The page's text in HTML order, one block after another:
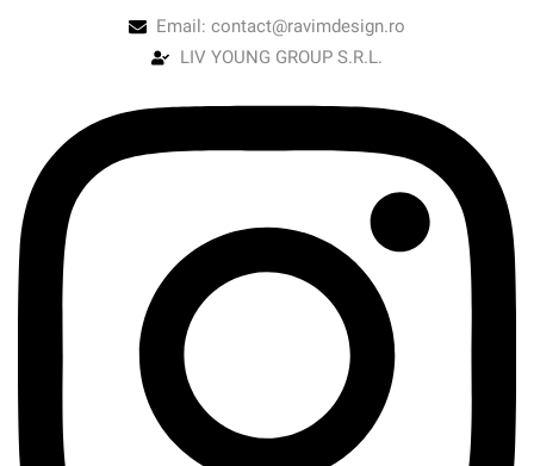
Email: contact@ravimdesign.ro
LIV YOUNG GROUP S.R.L.